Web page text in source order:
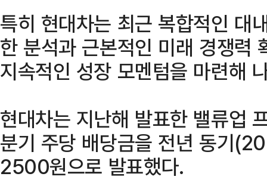
특히 현대차는 최근 복합적인 대
한 분석과 근본적인 미래 경쟁력
지속적인 성장 모멘텀을 마련해
현대차는 지난해 발표한 밸류업
분기 주당 배당금을 전년 동기
2500원으로 발표했다.